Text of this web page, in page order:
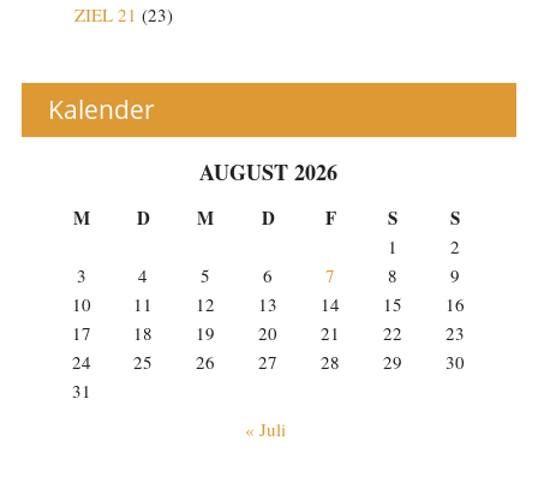
ZIEL 21 (23)
Kalender
AUGUST 2026
M D M D F S S
1
2
3
4 5 6 7 8
9
10
11 12 13 14 15
16
17
18 19 20 21 22
23
24
25 26 27 28 29
30
31
« Juli